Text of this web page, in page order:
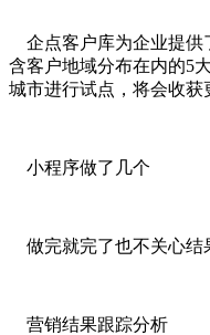
企点客户库为企业提供
含客户地域分布在内的5
城市进行试点，将会收获
小程序做了几个
做完就完了也不关心结
营销结果跟踪分析